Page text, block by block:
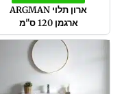
ארון תלוי ARGMAN
ארגמן 120 ס"מ